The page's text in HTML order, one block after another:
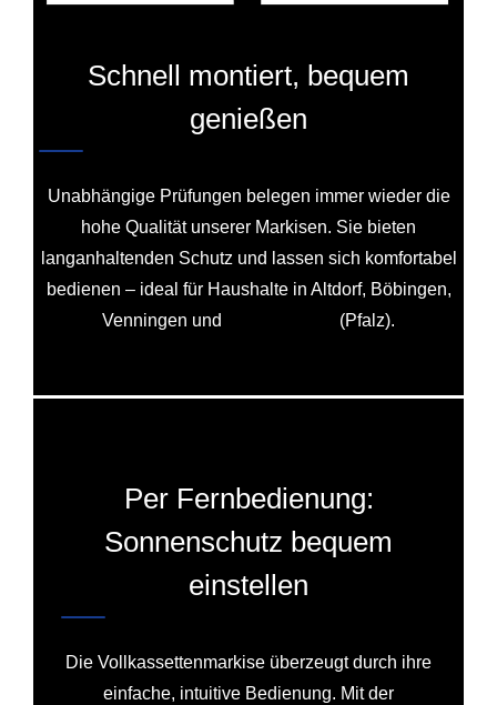
Schnell montiert, bequem
genießen
Unabhängige Prüfungen belegen immer wieder die
hohe Qualität unserer Markisen. Sie bieten
langanhaltenden Schutz und lassen sich komfortabel
bedienen – ideal für Haushalte in Altdorf, Böbingen,
Venningen und
(Pfalz).
Per Fernbedienung:
Sonnenschutz bequem
einstellen
Die Vollkassettenmarkise überzeugt durch ihre
einfache, intuitive Bedienung. Mit der